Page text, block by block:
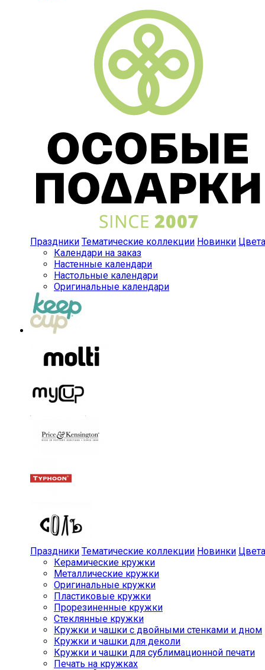
Праздники Тематические коллекции Новинки Цвета
Календари на заказ
Настенные календари
Настольные календари
Оригинальные календари
Праздники Тематические коллекции Новинки Цвета
Керамические кружки
Металлические кружки
Оригинальные кружки
Пластиковые кружки
Прорезиненные кружки
Стеклянные кружки
Кружки и чашки с двойными стенками и дном
Кружки и чашки для деколи
Кружки и чашки для сублимационной печати
Печать на кружках